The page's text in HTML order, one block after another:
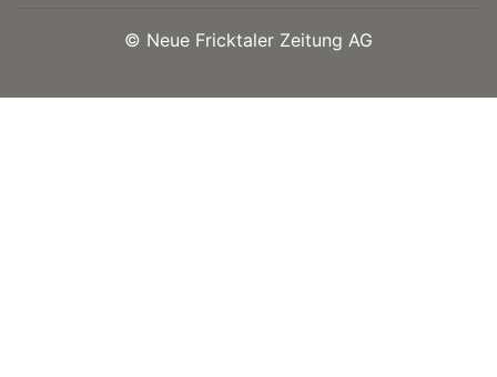
© Neue Fricktaler Zeitung AG